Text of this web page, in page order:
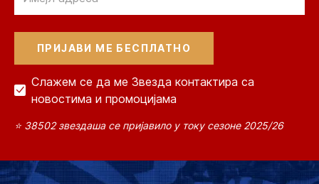
Слажем се да ме Звезда контактира са
новостима и промоцијама
⭐ 38502 звездаша се пријавило у току сезоне 2025/26